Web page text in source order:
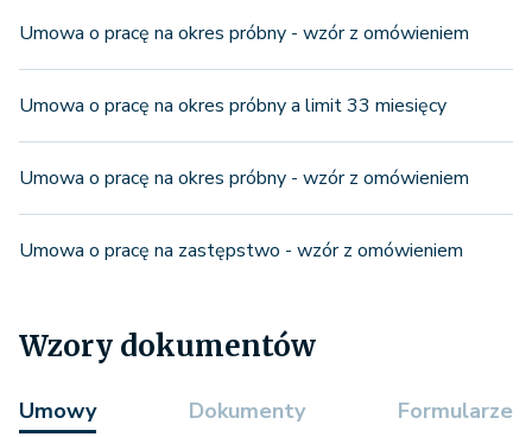
Umowa o pracę na okres próbny - wzór z omówieniem
Umowa o pracę na okres próbny a limit 33 miesięcy
Umowa o pracę na okres próbny - wzór z omówieniem
Umowa o pracę na zastępstwo - wzór z omówieniem
Wzory dokumentów
Umowy Dokumenty Formularze